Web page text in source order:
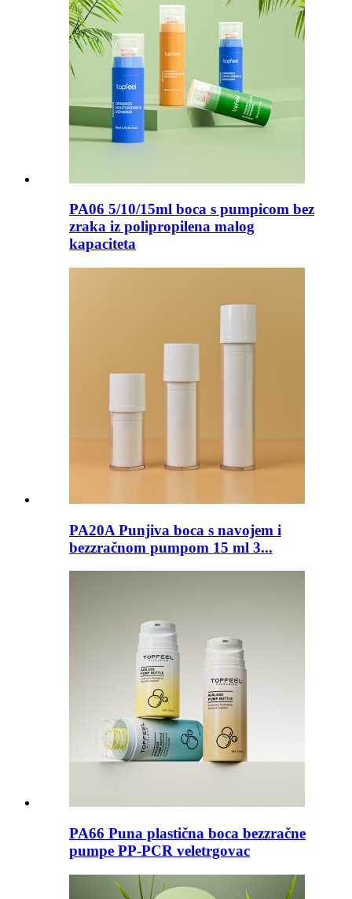
PA06 5/10/15ml boca s pumpicom bez
zraka iz polipropilena malog
kapaciteta
PA20A Punjiva boca s navojem i
bezzračnom pumpom 15 ml 3...
PA66 Puna plastična boca bezzračne
pumpe PP-PCR veletrgovac